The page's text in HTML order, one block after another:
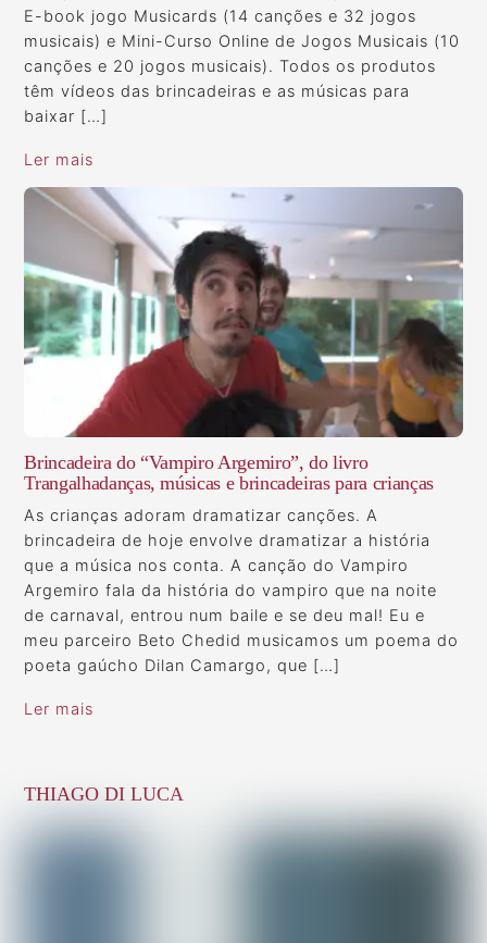
E-book jogo Musicards (14 canções e 32 jogos
musicais) e Mini-Curso Online de Jogos Musicais (10
canções e 20 jogos musicais). Todos os produtos
têm vídeos das brincadeiras e as músicas para
baixar […]
Ler mais
Brincadeira do “Vampiro Argemiro”, do livro
Trangalhadanças, músicas e brincadeiras para crianças
As crianças adoram dramatizar canções. A
brincadeira de hoje envolve dramatizar a história
que a música nos conta. A canção do Vampiro
Argemiro fala da história do vampiro que na noite
de carnaval, entrou num baile e se deu mal! Eu e
meu parceiro Beto Chedid musicamos um poema do
poeta gaúcho Dilan Camargo, que […]
Ler mais
THIAGO DI LUCA